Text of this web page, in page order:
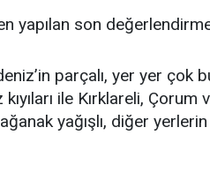
yapılan son
parçalı, yer yer çok
ile Kırklareli,
yağışlı, diğer